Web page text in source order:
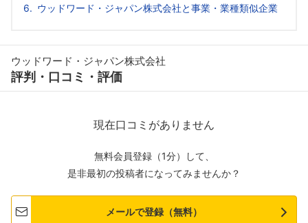
ウッドワード・ジャパン株式会社と事業・業種類似企業
ウッドワード・ジャパン株式会社
評判・口コミ・評価
現在口コミがありません
無料会員登録（1分）して、
是非最初の投稿者になってみませんか？
メールで登録（無料）